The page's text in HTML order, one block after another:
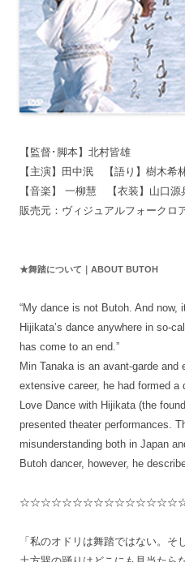
【監督･脚本】北村皆雄
【主演】田中泯 【語り】樹木希
【音楽】 一柳慧 【衣装】山口源
販売元：ヴィジュアルフォークロ
★舞踏について｜ABOUT BUTOH
“My dance is not Butoh. And
Hijikata’s dance anywhere in so-
has come to an end.”
Min Tanaka is an avant-garde and
extensive career, he had formed
Love Dance with Hijikata (the
presented theater performances.
misunderstanding both in Japan
Butoh dancer, however, he
「私のオドリは舞踏ではない。